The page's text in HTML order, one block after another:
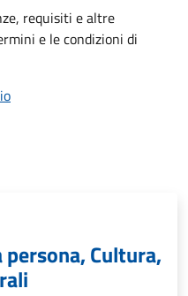
requisiti e altre
e le condizioni di
Cultura,